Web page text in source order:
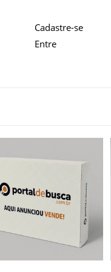
Cadastre-se
Entre